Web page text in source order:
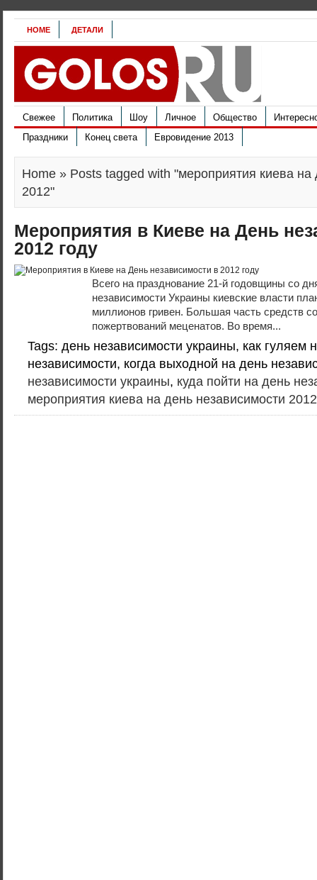
HOME ДЕТАЛИ
Свежее Политика Шоу Личное Общество
Праздники
Конец света Евровидение 2013
Home » Posts tagged with "мероприятия киева на
2012"
Мероприятия в Киеве на День
2012 году
Всего на празднование 21-й годовщины со
независимости Украины киевские власти
миллионов гривен. Большая часть средств
пожертвований меценатов. Во время...
Tags: день независимости украины, как гуляем
независимости, когда выходной на день
независимости украины, куда пойти на день
мероприятия киева на день независимости 2012